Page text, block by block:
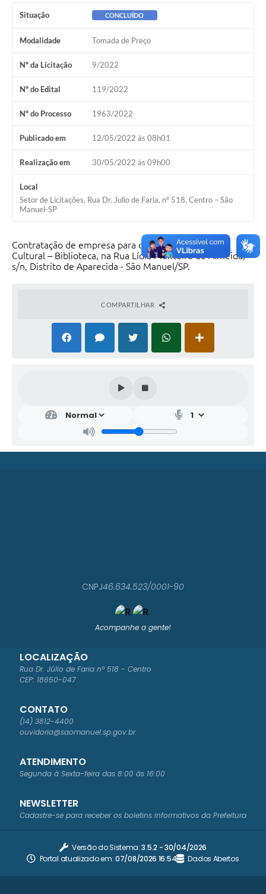
Situação CONCLUÍDO
Modalidade Tomada de Preço
Nº da Licitação 9/2022
Nº do Edital 119/2022
Nº do Processo 1963/2022
Publicado em 12/05/2022 às 08h01
Realização em 30/05/2022 às 09h00
Local
Setor de Licitações, Rua Dr. Julio de Faria, nº 518, Centro – São
Manuel-SP
Contratação de empresa para construção de Centro
Cultural – Biblioteca, na Rua Lídia Monteiro de Almeida,
s/n, Distrito de Aparecida - São Manuel/SP.
COMPARTILHAR
Acompanhe a gente!
LOCALIZAÇÃO
Rua Dr. Júlio de Faria nº 518 - Centro
CEP: 18650-047
CONTATO
(14) 3812-4400
ouvidoria@saomanuel.sp.gov.br
ATENDIMENTO
Segunda à Sexta-feira das 8:00 às 16:00
CNPJ46.634.523/0001-90
NEWSLETTER
Cadastre-se para receber os boletins informativos da Prefeitura
Versão do Sistema:3.5.2 - 30/04/2026
Portal atualizado em:07/08/2026 16:54 Dados Abertos